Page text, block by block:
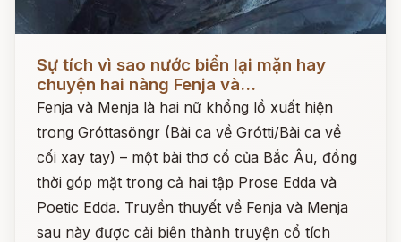
Sự tích vì sao nước biển lại mặn hay
chuyện hai nàng Fenja và...
Fenja và Menja là hai nữ khổng lồ xuất hiện
trong Gróttasöngr (Bài ca về Grótti/Bài ca về
cối xay tay) – một bài thơ cổ của Bắc Âu, đồng
thời góp mặt trong cả hai tập Prose Edda và
Poetic Edda. Truyền thuyết về Fenja và Menja
sau này được cải biên thành truyện cổ tích